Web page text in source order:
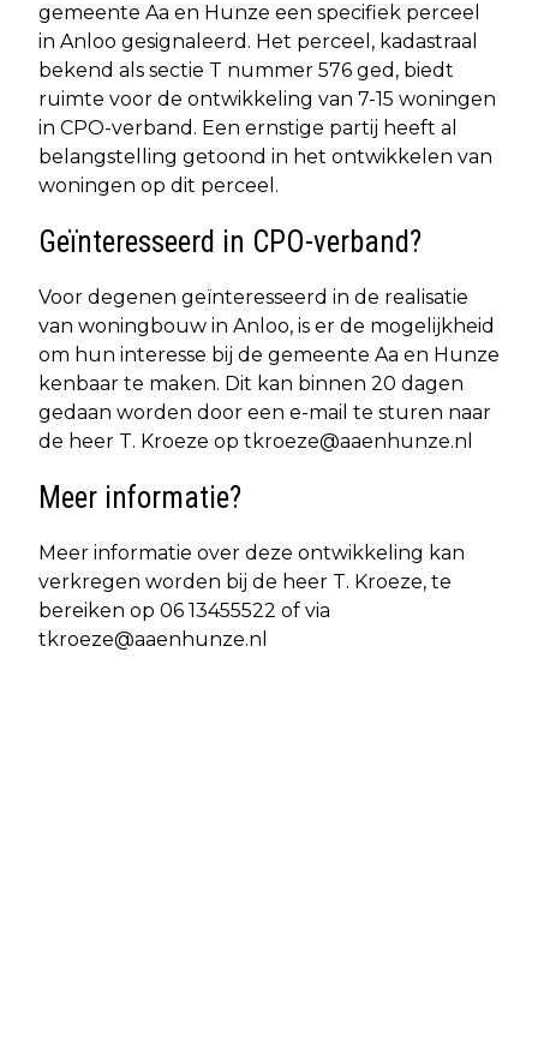
gemeente Aa en Hunze een specifiek perceel
in Anloo gesignaleerd. Het perceel, kadastraal
bekend als sectie T nummer 576 ged, biedt
ruimte voor de ontwikkeling van 7-15 woningen
in CPO-verband. Een ernstige partij heeft al
belangstelling getoond in het ontwikkelen van
woningen op dit perceel.
Geïnteresseerd in CPO-verband?
Voor degenen geïnteresseerd in de realisatie
van woningbouw in Anloo, is er de mogelijkheid
om hun interesse bij de gemeente Aa en Hunze
kenbaar te maken. Dit kan binnen 20 dagen
gedaan worden door een e-mail te sturen naar
de heer T. Kroeze op tkroeze@aaenhunze.nl
Meer informatie?
Meer informatie over deze ontwikkeling kan
verkregen worden bij de heer T. Kroeze, te
bereiken op 06 13455522 of via
tkroeze@aaenhunze.nl